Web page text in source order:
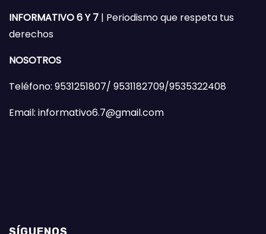
INFORMATIVO 6 Y 7 | Periodismo que respeta tus
derechos
NOSOTROS
Teléfono: 9531251807/ 9531182709/9535322408
Email: informativo6.7@gmail.com
SÍGUENOS